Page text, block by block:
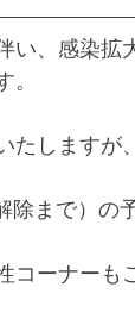
い、感染拡
。
たしますが
除まで）の
コーナーも